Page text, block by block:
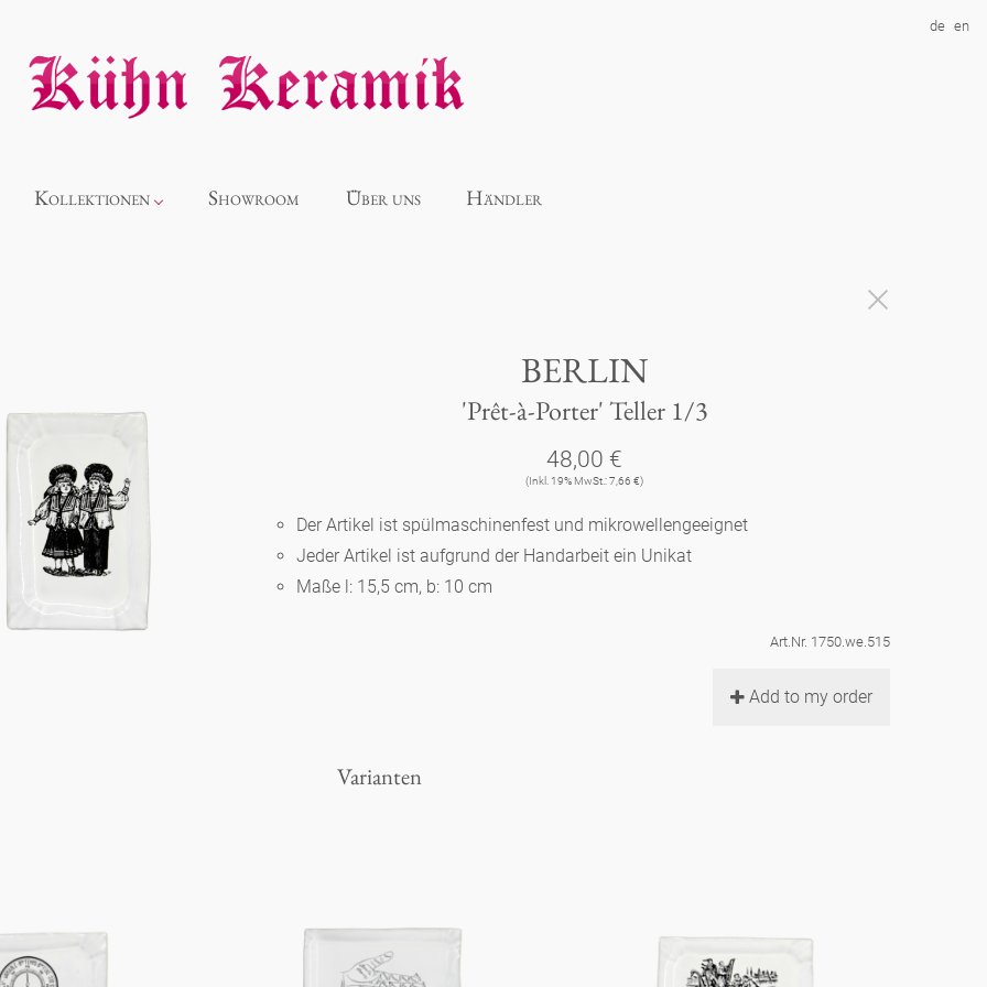
de en
Kollektionen
Panthéon
Souvenir
Berlin
Slumberland
Unpraktisch
Showroom Über uns Händler
BERLIN
'Prêt-à-Porter' Teller 1/3
48,00 €
(Inkl. 19% MwSt.: 7,66 €)
Der Artikel ist spülmaschinenfest und mikrowellengeeignet
Jeder Artikel ist aufgrund der Handarbeit ein Unikat
Maße l: 15,5 cm, b: 10 cm
Art.Nr. 1750.we.515
Add to my order
Varianten